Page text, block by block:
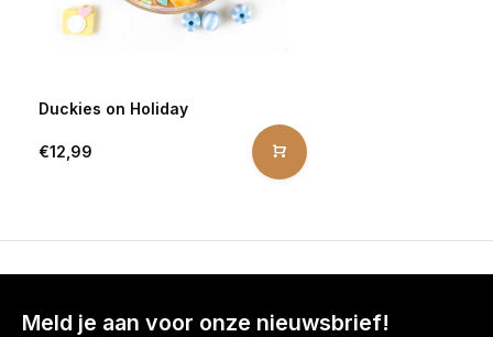
Duckies on Holiday
€12,99
Meld je aan voor onze nieuwsbrief!